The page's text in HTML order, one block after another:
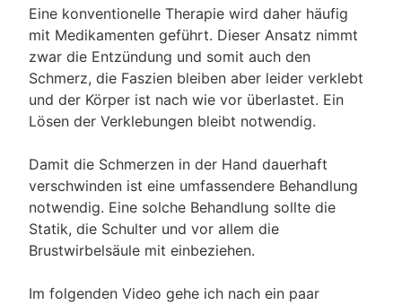
Eine konventionelle Therapie wird daher häufig
mit Medikamenten geführt. Dieser Ansatz nimmt
zwar die Entzündung und somit auch den
Schmerz, die Faszien bleiben aber leider verklebt
und der Körper ist nach wie vor überlastet. Ein
Lösen der Verklebungen bleibt notwendig.
Damit die Schmerzen in der Hand dauerhaft
verschwinden ist eine umfassendere Behandlung
notwendig. Eine solche Behandlung sollte die
Statik, die Schulter und vor allem die
Brustwirbelsäule mit einbeziehen.
Im folgenden Video gehe ich nach ein paar